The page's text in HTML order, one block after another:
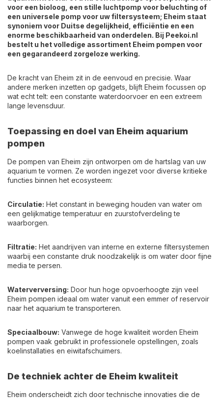
voor een bioloog, een stille luchtpomp voor beluchting of
een universele pomp voor uw filtersysteem; Eheim staat
synoniem voor Duitse degelijkheid, efficiëntie en een
enorme beschikbaarheid van onderdelen. Bij Peekoi.nl
bestelt u het volledige assortiment Eheim pompen voor
een gegarandeerd zorgeloze werking.
De kracht van Eheim zit in de eenvoud en precisie. Waar
andere merken inzetten op gadgets, blijft Eheim focussen op
wat echt telt: een constante waterdoorvoer en een extreem
lange levensduur.
Toepassing en doel van Eheim aquarium
pompen
De pompen van Eheim zijn ontworpen om de hartslag van uw
aquarium te vormen. Ze worden ingezet voor diverse kritieke
functies binnen het ecosysteem:
Circulatie: Het constant in beweging houden van water om
een gelijkmatige temperatuur en zuurstofverdeling te
waarborgen.
Filtratie: Het aandrijven van interne en externe filtersystemen
waarbij een constante druk noodzakelijk is om water door fijne
media te persen.
Waterverversing: Door hun hoge opvoerhoogte zijn veel
Eheim pompen ideaal om water vanuit een emmer of reservoir
naar het aquarium te transporteren.
Speciaalbouw: Vanwege de hoge kwaliteit worden Eheim
pompen vaak gebruikt in professionele opstellingen, zoals
koelinstallaties en eiwitafschuimers.
De techniek achter de Eheim kwaliteit
Eheim onderscheidt zich door technische innovaties die de